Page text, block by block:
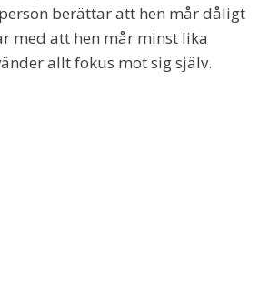
berättar att hen mår dåligt
med att hen mår minst lika
allt fokus mot sig själv.